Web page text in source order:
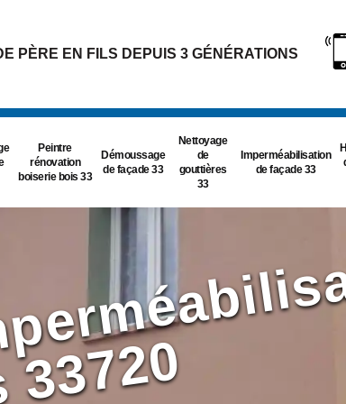
PÈRE EN FILS DEPUIS 3 GÉNÉRATIONS
Peintre
rénovation
boiserie bois 33
Démoussage
de façade 33
Nettoyage
de
gouttières
33
Imperméabilisation
de façade 33